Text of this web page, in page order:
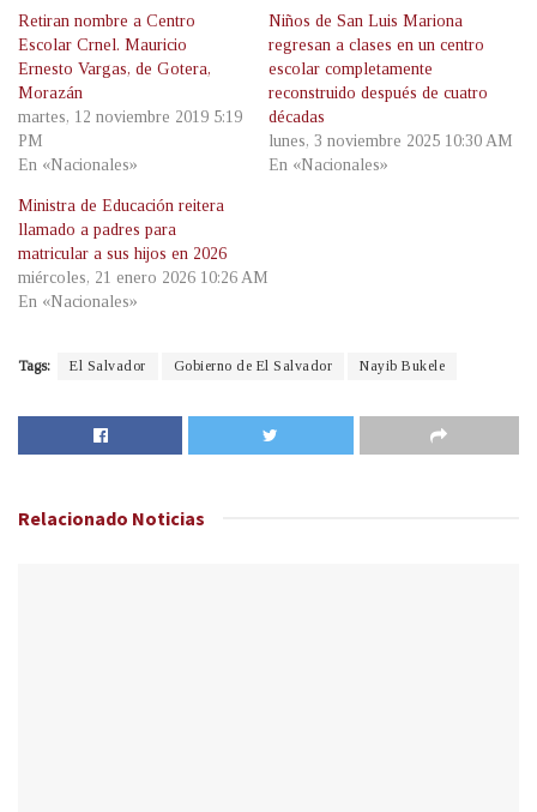
Retiran nombre a Centro
Escolar Crnel. Mauricio
Ernesto Vargas, de Gotera,
Morazán
martes, 12 noviembre 2019 5:19
PM
En «Nacionales»
Niños de San Luis Mariona
regresan a clases en un centro
escolar completamente
reconstruido después de cuatro
décadas
lunes, 3 noviembre 2025 10:30 AM
En «Nacionales»
Ministra de Educación reitera
llamado a padres para
matricular a sus hijos en 2026
miércoles, 21 enero 2026 10:26 AM
En «Nacionales»
Tags: El Salvador Gobierno de El Salvador Nayib Bukele
Relacionado Noticias